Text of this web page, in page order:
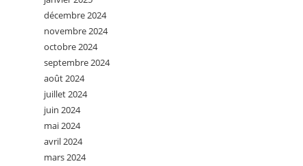
décembre 2024
novembre 2024
octobre 2024
septembre 2024
août 2024
juillet 2024
juin 2024
mai 2024
avril 2024
mars 2024